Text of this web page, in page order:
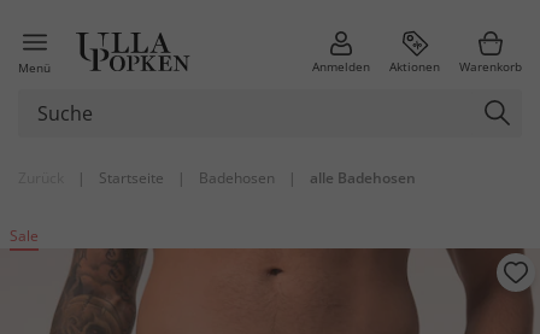
Menü Anmelden Aktionen Warenkorb
| Startseite | Badehosen | alle Badehosen
Sale